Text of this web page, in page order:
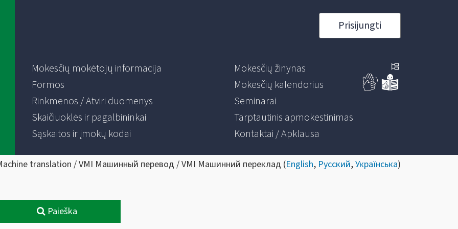
Prisijungti
Mokesčių mokėtojų informacija
Formos
Rinkmenos / Atviri duomenys
Skaičiuoklės ir pagalbininkai
Sąskaitos ir įmokų kodai
Mokesčių žinynas
Mokesčių kalendorius
Seminarai
Tarptautinis apmokestinimas
Kontaktai / Apklausa
translation / VMI Машинный перевод / VMI Машинний переклад (English, Русский,Українська)
Paieška